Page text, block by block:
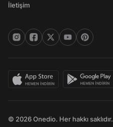
İletişim
© 2026 Onedio. Her hakkı saklıdır.